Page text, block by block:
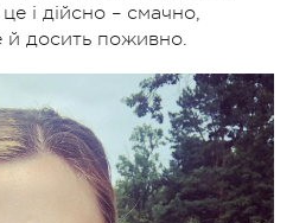
і дійсно – смачно,
досить поживно.